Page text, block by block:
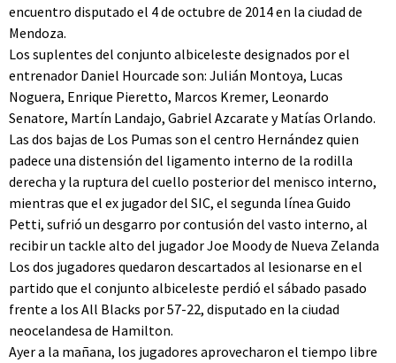
encuentro disputado el 4 de octubre de 2014 en la ciudad de
Mendoza.
Los suplentes del conjunto albiceleste designados por el
entrenador Daniel Hourcade son: Julián Montoya, Lucas
Noguera, Enrique Pieretto, Marcos Kremer, Leonardo
Senatore, Martín Landajo, Gabriel Azcarate y Matías Orlando.
Las dos bajas de Los Pumas son el centro Hernández quien
padece una distensión del ligamento interno de la rodilla
derecha y la ruptura del cuello posterior del menisco interno,
mientras que el ex jugador del SIC, el segunda línea Guido
Petti, sufrió un desgarro por contusión del vasto interno, al
recibir un tackle alto del jugador Joe Moody de Nueva Zelanda
Los dos jugadores quedaron descartados al lesionarse en el
partido que el conjunto albiceleste perdió el sábado pasado
frente a los All Blacks por 57-22, disputado en la ciudad
neocelandesa de Hamilton.
Ayer a la mañana, los jugadores aprovecharon el tiempo libre